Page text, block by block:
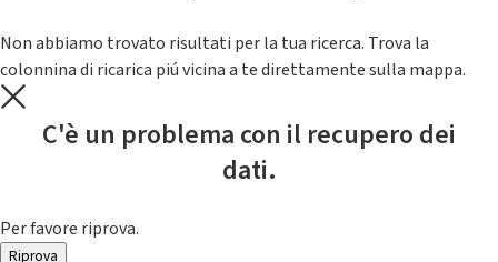
Non abbiamo trovato risultati per la tua ricerca. Trova la
colonnina di ricarica piú vicina a te direttamente sulla mappa.
C'è un problema con il recupero dei
dati.
Per favore riprova.
Riprova